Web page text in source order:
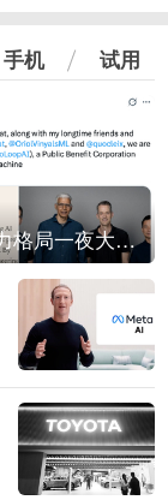
手机 试用
谷歌AI权力格局一夜大洗牌